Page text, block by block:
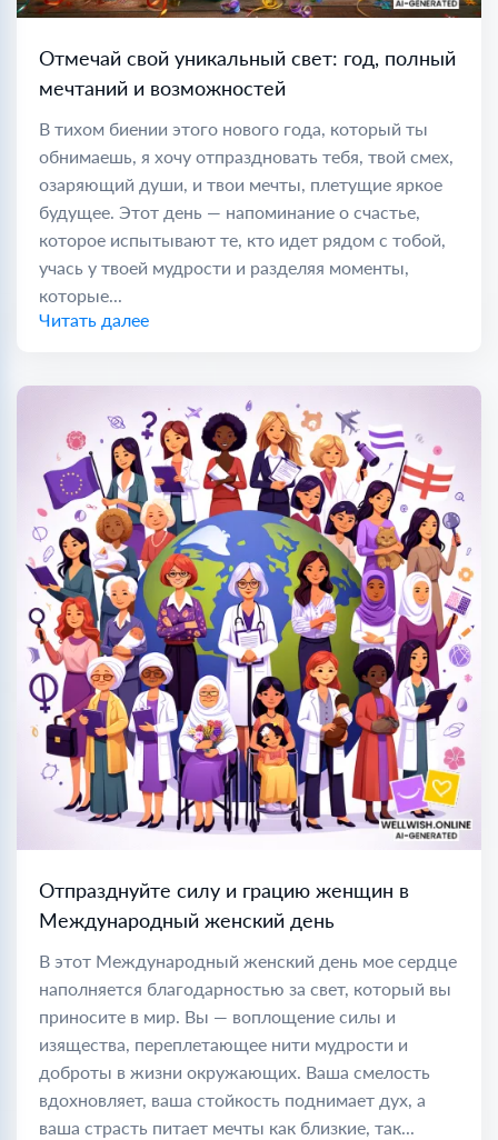
Отмечай свой уникальный свет: год, полный
мечтаний и возможностей
В тихом биении этого нового года, который ты
обнимаешь, я хочу отпраздновать тебя, твой смех,
озаряющий души, и твои мечты, плетущие яркое
будущее. Этот день — напоминание о счастье,
которое испытывают те, кто идет рядом с тобой,
учась у твоей мудрости и разделяя моменты,
которые...
Читать далее
Отпразднуйте силу и грацию женщин в
Международный женский день
В этот Международный женский день мое сердце
наполняется благодарностью за свет, который вы
приносите в мир. Вы — воплощение силы и
изящества, переплетающее нити мудрости и
доброты в жизни окружающих. Ваша смелость
вдохновляет, ваша стойкость поднимает дух, а
ваша страсть питает мечты как близкие, так...